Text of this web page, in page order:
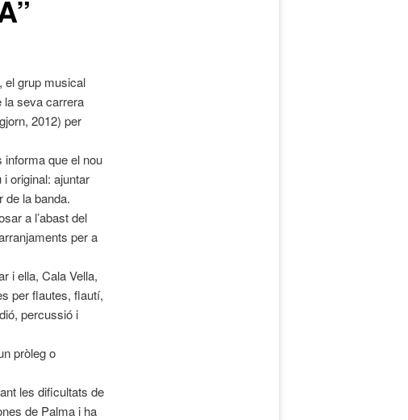
el grup musical
la seva carrera
2012) per
que el nou
original: ajuntar
de la banda.
a l’abast del
per a
i ella, Cala Vella,
per flautes, flautí,
percussió i
pròleg o
les dificultats de
de Palma i ha